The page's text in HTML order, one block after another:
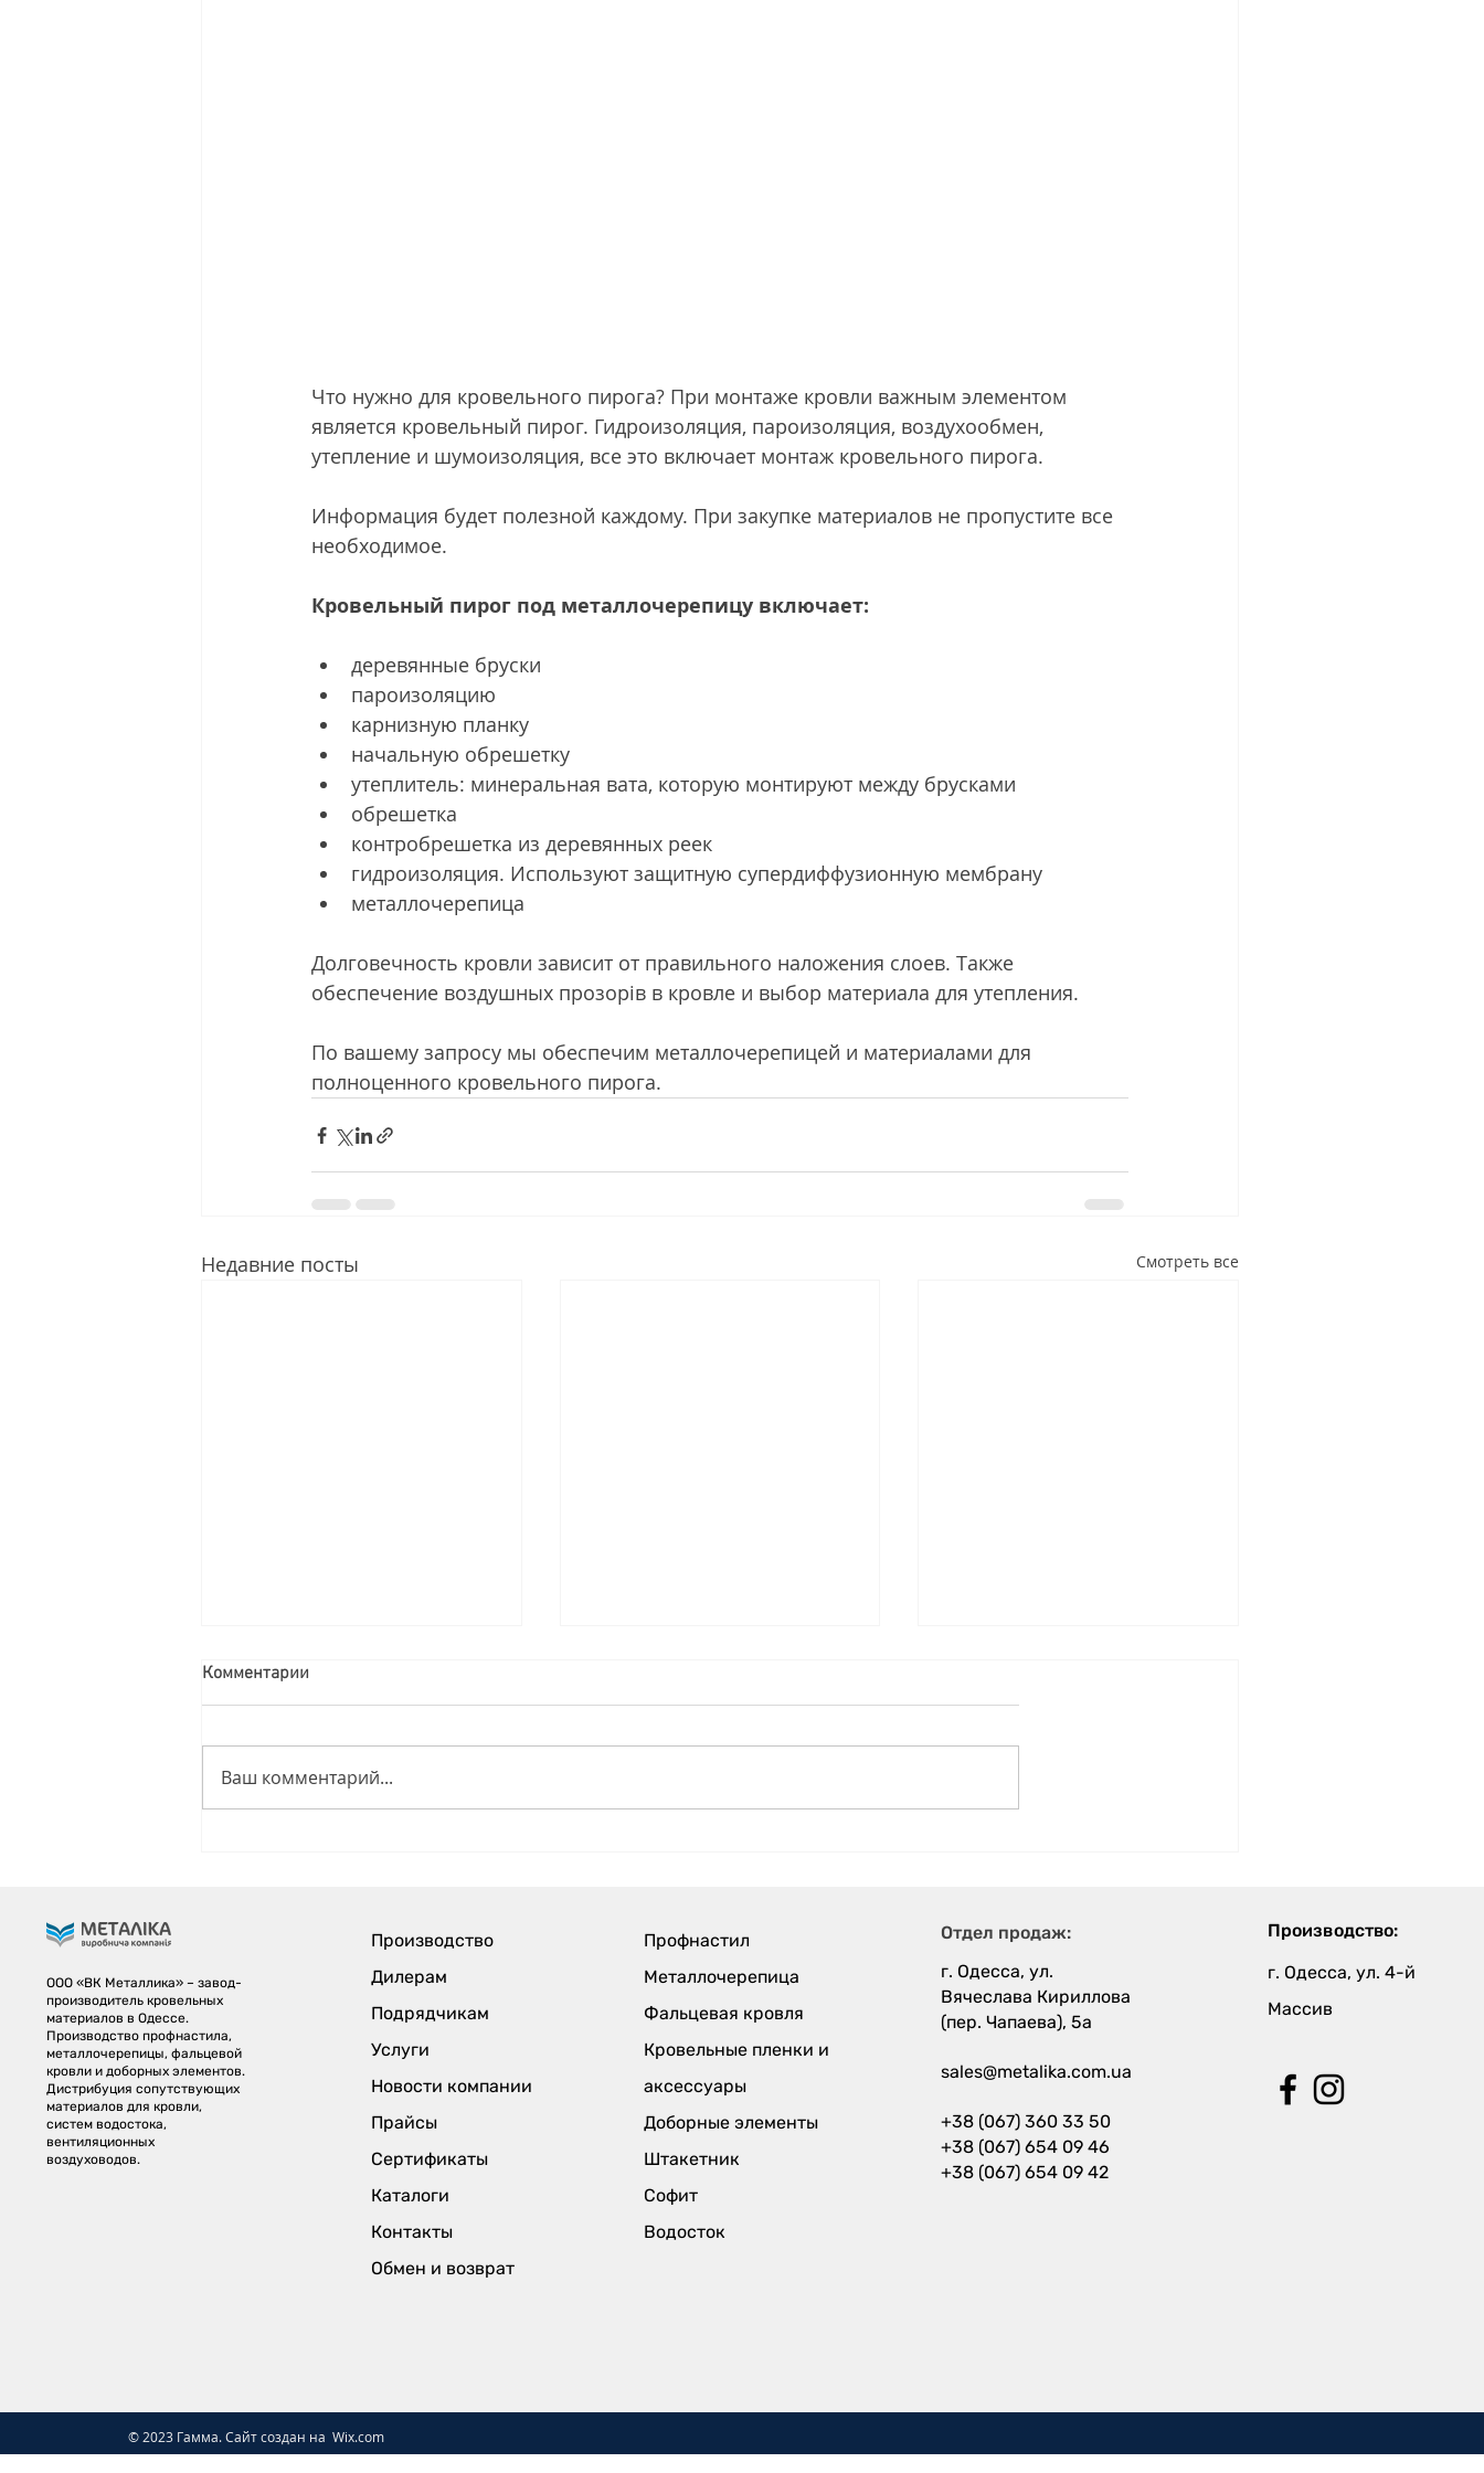
Что нужно для кровельного пирога? При монтаже кровли важным элементом
является кровельный пирог. Гидроизоляция, пароизоляция, воздухообмен,
утепление и шумоизоляция, все это включает монтаж кровельного пирога.
Информация будет полезной каждому. При закупке материалов не пропустите все
необходимое.
Кровельный пирог под металлочерепицу включает:
деревянные бруски
пароизоляцию
карнизную планку
начальную обрешетку
утеплитель: минеральная вата, которую монтируют между брусками
обрешетка
контробрешетка из деревянных реек
гидроизоляция. Используют защитную супердиффузионную мембрану
металлочерепица
Долговечность кровли зависит от правильного наложения слоев. Также
обеспечение воздушных прозорів в кровле и выбор материала для утепления.
По вашему запросу мы обеспечим металлочерепицей и материалами для
полноценного кровельного пирога.
Недавние посты Смотреть все
Комментарии
Ваш комментарий...
ООО «ВК Металлика» – завод-
производитель кровельных
материалов в Одессе.
Производство профнастила,
металлочерепицы, фальцевой
кровли и доборных элементов.
Дистрибуция сопутствующих
материалов для кровли,
систем водостока,
вентиляционных
воздуховодов.
Производство
Дилерам
Подрядчикам
Услуги
Новости компании
Прайсы
Сертификаты
Каталоги
Контакты
Обмен и возврат
Профнастил
Металлочерепица
Фальцевая кровля
Кровельные пленки и
аксессуары
Доборные элементы
Штакетник
Софит
Водосток
Отдел продаж:
г. Одесса, ул.
Вячеслава Кириллова
(пер. Чапаева), 5а
sales@metalika.com.ua
+38 (067) 360 33 50
+38 (067) 654 09 46
+38 (067) 654 09 42
Производство:
г. Одесса, ул. 4-й
Массив
© 2023 Гамма. Сайт создан на Wix.com